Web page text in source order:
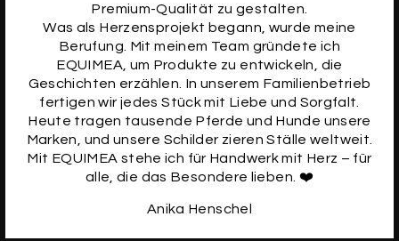
Premium-Qualität zu gestalten.
Was als Herzensprojekt begann, wurde meine
Berufung. Mit meinem Team gründete ich
EQUIMEA, um Produkte zu entwickeln, die
Geschichten erzählen. In unserem Familienbetrieb
fertigen wir jedes Stück mit Liebe und Sorgfalt.
Heute tragen tausende Pferde und Hunde unsere
Marken, und unsere Schilder zieren Ställe weltweit.
Mit EQUIMEA stehe ich für Handwerk mit Herz – für
alle, die das Besondere lieben. ❤️
Anika Henschel